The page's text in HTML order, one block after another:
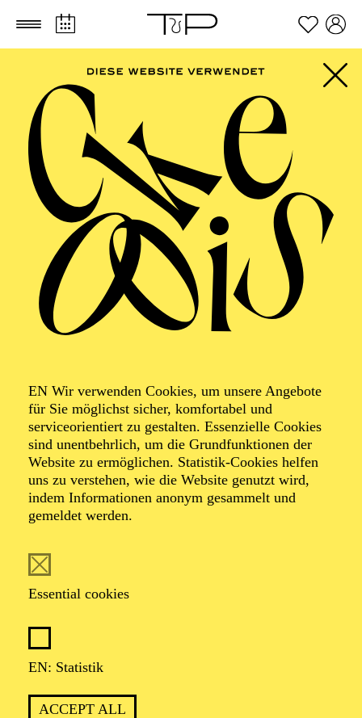
Zum Hauptinhalt springen Zum Footer springen
EN Wir verwenden Cookies, um unsere Angebote
für Sie möglichst sicher, komfortabel und
serviceorientiert zu gestalten. Essenzielle Cookies
sind unentbehrlich, um die Grundfunktionen der
Website zu ermöglichen. Statistik-Cookies helfen
uns zu verstehen, wie die Website genutzt wird,
indem Informationen anonym gesammelt und
gemeldet werden.
Essential cookies
EN: Statistik
ACCEPT ALL
FILTER
SEPTEMBER 2026
PHILHARMONIE ESSEN
Friday
04.09.2026
20:00 - 23:00
Alfried Krupp Saal
Organiser: Theater-, Konzert- u. Gastspieldirektion OTTO
HOFNER GMBH
TICKETS
55,20 52,70€
EN: SCHAUSPIEL ESSEN
05.09.2026
19:30 - 21:30
BLICK AUF DEN IRAN –
STIMMEN ZUR AKTUELLEN
LAGE